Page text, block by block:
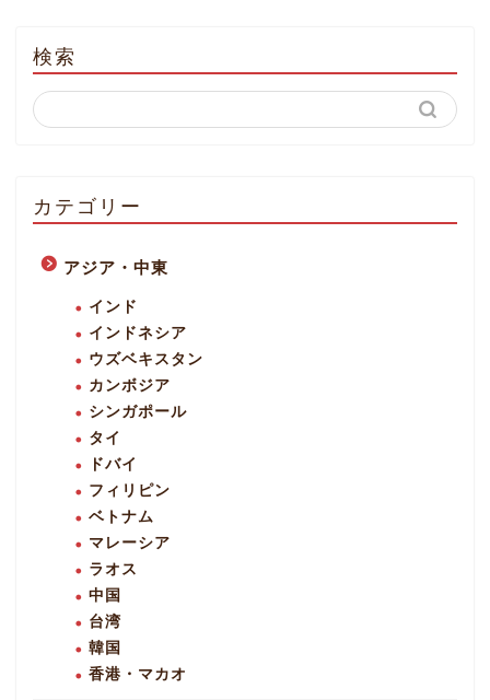
検索
カテゴリー
アジア・中東
インド
インドネシア
ウズベキスタン
カンボジア
シンガポール
タイ
ドバイ
フィリピン
ベトナム
マレーシア
ラオス
中国
台湾
韓国
香港・マカオ